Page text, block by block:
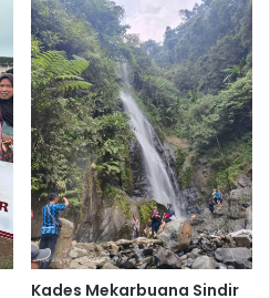
Kades Mekarbuana Sindir